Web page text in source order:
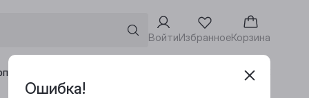
ВойтиИзбранноеКорзина
клиентам Адреса винотек
Ошибка!